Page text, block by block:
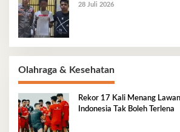
28 Juli 2026
Olahraga & Kesehatan
Rekor 17 Kali Menang
Indonesia Tak Boleh Terlena